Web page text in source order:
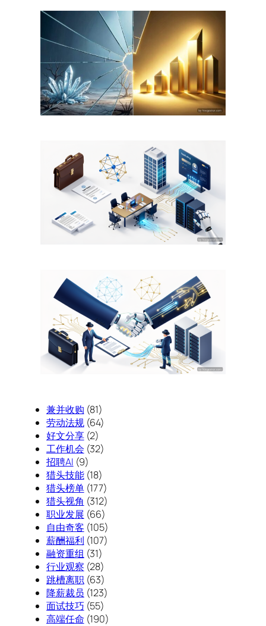
兼并收购 (81)
劳动法规(64)
好文分享(2)
工作机会 (32)
招聘AI (9)
猎头技能(18)
猎头榜单(177)
猎头视角 (312)
职业发展 (66)
自由奇客 (105)
薪酬福利 (107)
融资重组 (31)
行业观察 (28)
跳槽离职(63)
降薪裁员 (123)
面试技巧 (55)
高端任命 (190)